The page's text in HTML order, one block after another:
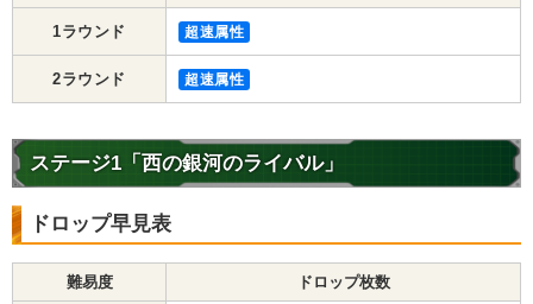
1ラウンド 超速属性
2ラウンド 超速属性
ステージ1「西の銀河のライバル」
ドロップ早見表
難易度 ドロップ枚数